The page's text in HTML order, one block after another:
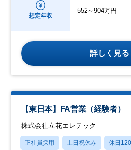
想定年収
552～904万円
詳しく見る
【東日本】FA営業（経験者）
株式会社立花エレテック
正社員採用 土日祝休み 休日